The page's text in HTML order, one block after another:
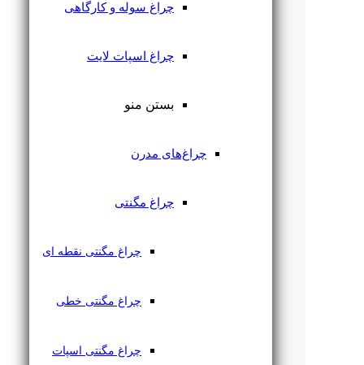
چراغ سوله و کارگاهی
چراغ اسپات لایت
بستن منو
چراغ‌های مدرن
چراغ مگنتی
چراغ مگنتی نقطه ای
چراغ مگنتی خطی
چراغ مگنتی اسپات